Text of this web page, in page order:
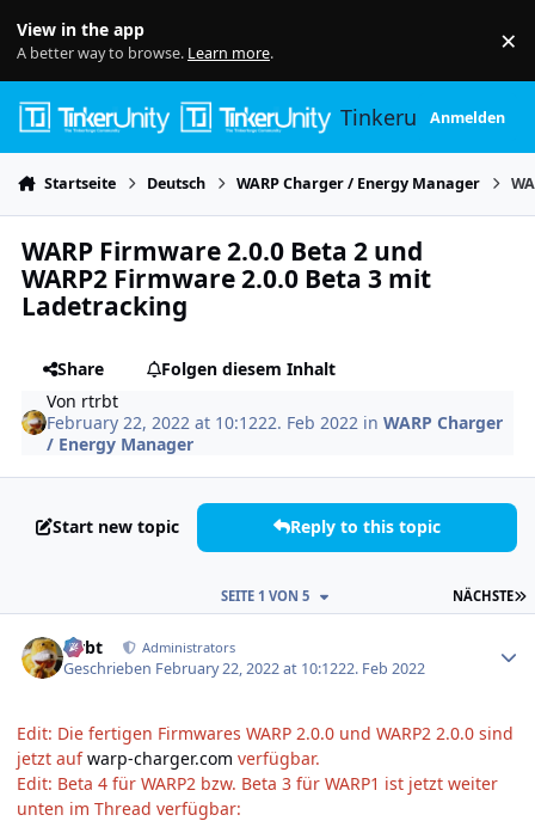
View in the app
A better way to browse. Learn more. ×
TinkerunityAnmelden
Startseite Deutsch WARP Charger / Energy Manager
WARP Firmware 2.0.0 Beta 2 und
WARP2 Firmware 2.0.0 Beta 3 mit
Ladetracking
Share
Folgen diesem Inhalt
Von rtrbt
February 22, 2022 at 10:1222. Feb 2022 inWARP Charger
/ Energy Manager
Start new topic Reply to this topic
NÄCHSTE
SEITE 1 VON 5
rtrbt Administrators
Geschrieben February 22, 2022 at 10:1222. Feb 2022
Edit: Die fertigen Firmwares WARP 2.0.0 und WARP2 2.0.0 sind
jetzt aufwarp-charger.com verfügbar.
Edit: Beta 4 für WARP2 bzw. Beta 3 für WARP1 ist jetzt weiter
unten im Thread verfügbar: